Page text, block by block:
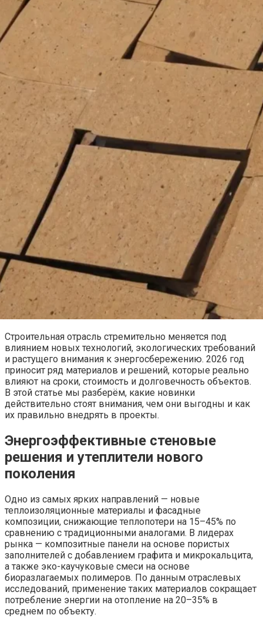
Строительная отрасль стремительно меняется под
влиянием новых технологий, экологических требований
и растущего внимания к энергосбережению. 2026 год
приносит ряд материалов и решений, которые реально
влияют на сроки, стоимость и долговечность объектов.
В этой статье мы разберём, какие новинки
действительно стоят внимания, чем они выгодны и как
их правильно внедрять в проекты.
Энергоэффективные стеновые
решения и утеплители нового
поколения
Одно из самых ярких направлений — новые
теплоизоляционные материалы и фасадные
композиции, снижающие теплопотери на 15–45% по
сравнению с традиционными аналогами. В лидерах
рынка — композитные панели на основе пористых
заполнителей с добавлением графита и микрокальцита,
а также эко-каучуковые смеси на основе
биоразлагаемых полимеров. По данным отраслевых
исследований, применение таких материалов сокращает
потребление энергии на отопление на 20–35% в
среднем по объекту.